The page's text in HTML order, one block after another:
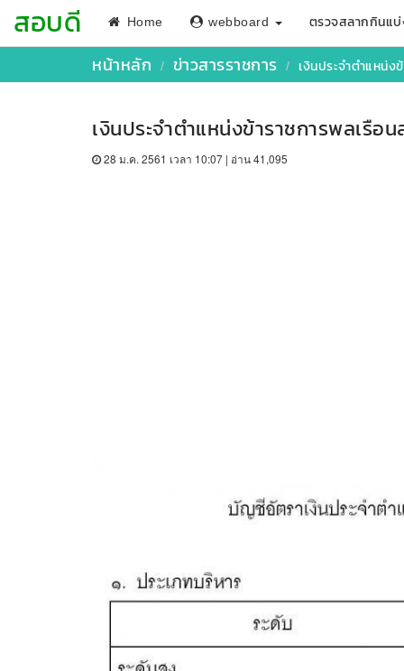
สอบดี Home webboard ตรวจสลากกินแ
หน้าหลัก ข่าวสารราชการ เงินประจำตำแหน่
เงินประจำตำแหน่งข้าราชการพลเรือ
28 ม.ค. 2561 เวลา 10:07 | อ่าน 41,095